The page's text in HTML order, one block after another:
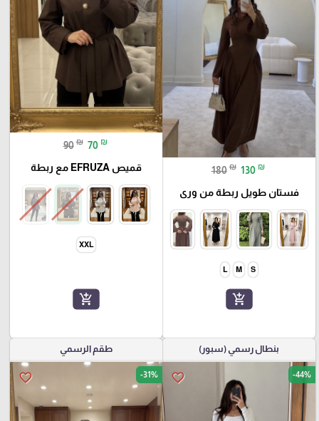
180 ₪ 130 ₪
فستان طويل ربطة من ورى
S
M
L
add_shopping_cart
90 ₪ 70 ₪
قميص EFRUZA مع ربطة
XXL
add_shopping_cart
بنطال رسمي (سبور)
favorite_border -44%
طقم الرسمي
favorite_border -31%